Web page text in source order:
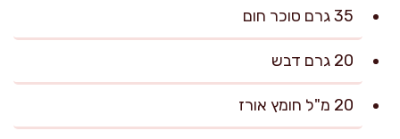
35 גרם סוכר חום
20 גרם דבש
20 מ"ל חומץ אורז